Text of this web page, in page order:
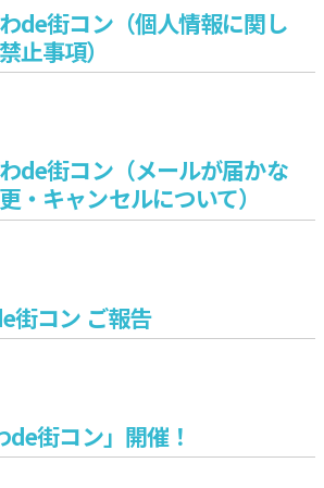
de街コン（個人情報に関し
止事項）
de街コン（メールが届かな
・キャンセルについて）
街コン ご報告
de街コン」開催！